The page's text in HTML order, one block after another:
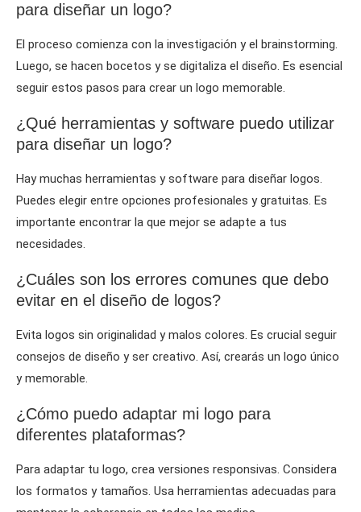
para diseñar un logo?
El proceso comienza con la investigación y el brainstorming.
Luego, se hacen bocetos y se digitaliza el diseño. Es esencial
seguir estos pasos para crear un logo memorable.
¿Qué herramientas y software puedo utilizar
para diseñar un logo?
Hay muchas herramientas y software para diseñar logos.
Puedes elegir entre opciones profesionales y gratuitas. Es
importante encontrar la que mejor se adapte a tus
necesidades.
¿Cuáles son los errores comunes que debo
evitar en el diseño de logos?
Evita logos sin originalidad y malos colores. Es crucial seguir
consejos de diseño y ser creativo. Así, crearás un logo único
y memorable.
¿Cómo puedo adaptar mi logo para
diferentes plataformas?
Para adaptar tu logo, crea versiones responsivas. Considera
los formatos y tamaños. Usa herramientas adecuadas para